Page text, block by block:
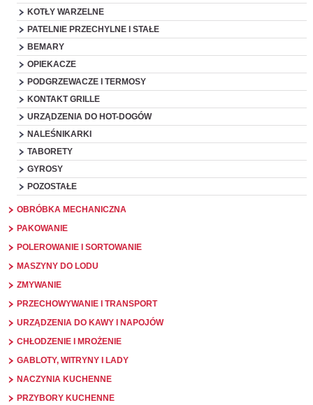
KOTŁY WARZELNE
PATELNIE PRZECHYLNE I STAŁE
BEMARY
OPIEKACZE
PODGRZEWACZE I TERMOSY
KONTAKT GRILLE
URZĄDZENIA DO HOT-DOGÓW
NALEŚNIKARKI
TABORETY
GYROSY
POZOSTAŁE
OBRÓBKA MECHANICZNA
PAKOWANIE
POLEROWANIE I SORTOWANIE
MASZYNY DO LODU
ZMYWANIE
PRZECHOWYWANIE I TRANSPORT
URZĄDZENIA DO KAWY I NAPOJÓW
CHŁODZENIE I MROŻENIE
GABLOTY, WITRYNY I LADY
NACZYNIA KUCHENNE
PRZYBORY KUCHENNE